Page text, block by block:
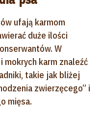
ufają karmom
duże ilości
W
mokrych karm znaleźć
takie jak bliżej
zwierzęcego” i
mięsa.